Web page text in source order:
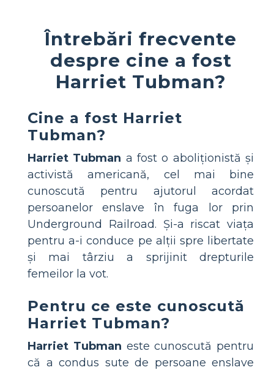
Întrebări frecvente
despre cine a fost
Harriet Tubman?
Cine a fost Harriet
Tubman?
Harriet Tubman a fost o aboliționistă și
activistă americană, cel mai bine
cunoscută pentru ajutorul acordat
persoanelor enslave în fuga lor prin
Underground Railroad. Și-a riscat viața
pentru a-i conduce pe alții spre libertate
și mai târziu a sprijinit drepturile
femeilor la vot.
Pentru ce este cunoscută
Harriet Tubman?
Harriet Tubman este cunoscută pentru
că a condus sute de persoane enslave